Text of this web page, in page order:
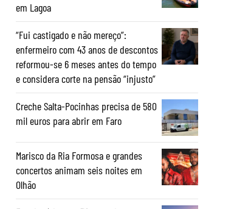
em Lagoa
“Fui castigado e não mereço”:
enfermeiro com 43 anos de descontos
reformou-se 6 meses antes do tempo
e considera corte na pensão “injusto”
Creche Salta-Pocinhas precisa de 580
mil euros para abrir em Faro
Marisco da Ria Formosa e grandes
concertos animam seis noites em
Olhão